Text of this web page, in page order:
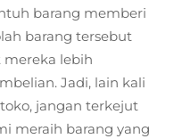
barang memberi
barang tersebut
lebih
Jadi, lain kali
jangan terkejut
meraih barang yang